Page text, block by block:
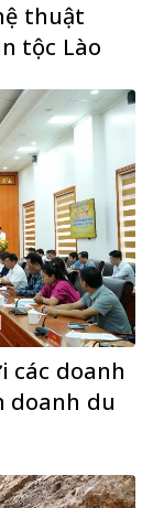
thuật
tộc Lào
các doanh
doanh du